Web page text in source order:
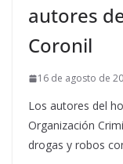
autores
Coronil
16 de agosto de
Los autores del
Organización
drogas y robos